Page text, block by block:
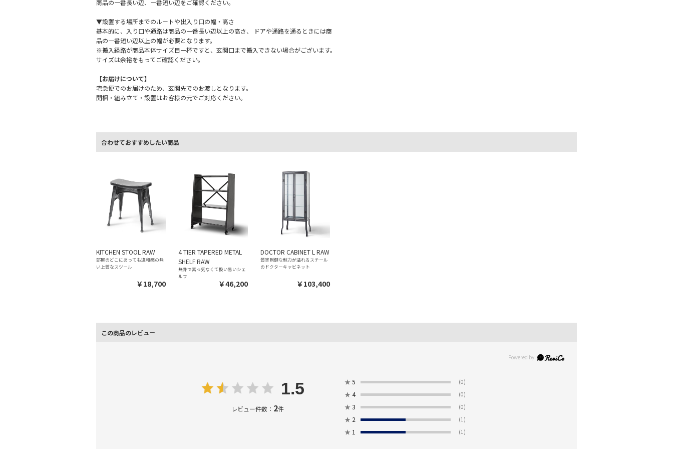
商品の一番長い辺、一番短い辺をご確認ください。
▼設置する場所までのルートや出入り口の幅・高さ
基本的に、入り口や通路は商品の一番長い辺以上の高さ、 ドアや通路を通るときには商
品の一番短い辺以上の幅が必要となります。
※搬入経路が商品本体サイズ目一杯ですと、玄関口まで搬入できない場合がございます。
サイズは余裕をもってご確認ください。
【お届けについて】
宅急便でのお届けのため、玄関先でのお渡しとなります。
開梱・組み立て・設置はお客様の元でご対応ください。
合わせておすすめしたい商品
KITCHEN STOOL RAW
部屋のどこにあっても違和感の無
い上質なスツール
￥18,700
4 TIER TAPERED METAL
SHELF RAW
無骨で素っ気なくて扱い易いシェ
ルフ
￥46,200
DOCTOR CABINET L RAW
質実剛健な魅力が溢れるスチール
のドクターキャビネット
￥103,400
この商品のレビュー
1.5
レビュー件数： 2件
★ 5 (0)
★ 4 (0)
★ 3 (0)
★ 2 (1)
★ 1 (1)